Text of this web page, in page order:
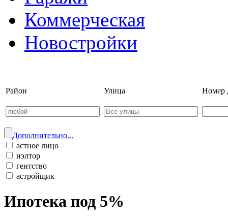
Коммерческая
Новостройки
Район Улица Номер
Дополнительно...
астное лицо
иэлтор
гентство
астройщик
Ипотека под 5%